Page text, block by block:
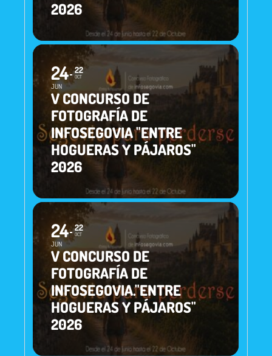
2026
24
JUN
22
OCT
V CONCURSO DE
FOTOGRAFÍA DE
INFOSEGOVIA "ENTRE
HOGUERAS Y PÁJAROS"
2026
24
JUN
22
OCT
V CONCURSO DE
FOTOGRAFÍA DE
INFOSEGOVIA."ENTRE
HOGUERAS Y PÁJAROS"
2026